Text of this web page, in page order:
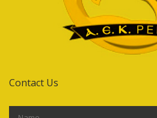
Contact Us